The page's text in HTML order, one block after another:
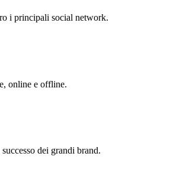
i principali social network.
online e offline.
dei grandi brand.